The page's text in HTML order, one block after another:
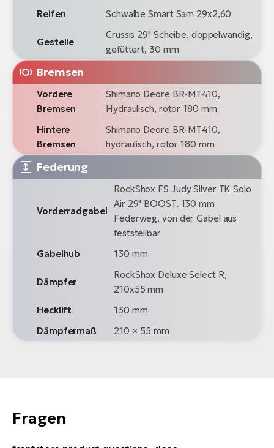
Reifen
Schwalbe Smart Sam 29x2,60
Gestelle
Crussis 29" Scheibe, doppelwandig,
gefüttert, 30 mm
Bremsen
Vordere
Bremsen
Shimano Deore BR-MT410,
Hydraulisch, rotor 180 mm
Hintere
Bremsen
Shimano Deore BR-MT410,
hydraulisch, rotor 180 mm
Federung
Vorderradgabel
RockShox FS Judy Silver TK Solo
Air 29" BOOST, 130 mm
Federweg, von der Gabel aus
feststellbar
Gabelhub
130 mm
Dämpfer
RockShox Deluxe Select R,
210x55 mm
Hecklift
130 mm
Dämpfermaß
210 × 55 mm
Fragen